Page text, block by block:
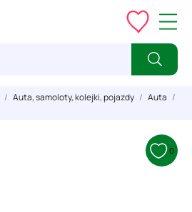
Auta, samoloty, kolejki, pojazdy
Auta
0